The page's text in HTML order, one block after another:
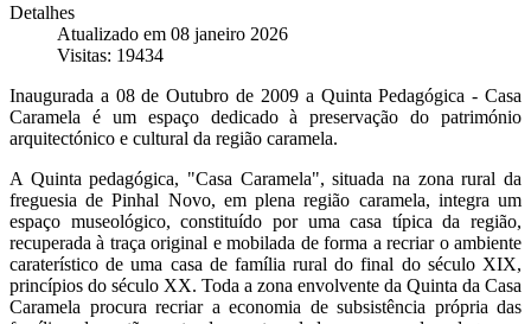
Detalhes
Atualizado em 08 janeiro 2026
Visitas: 19434
Inaugurada a 08 de Outubro de 2009 a Quinta Pedagógica - Casa
Caramela é um espaço dedicado à preservação do património
arquitectónico e cultural da região caramela.
A Quinta pedagógica, "Casa Caramela", situada na zona rural da
freguesia de Pinhal Novo, em plena região caramela, integra um
espaço museológico, constituído por uma casa típica da região,
recuperada à traça original e mobilada de forma a recriar o ambiente
caraterístico de uma casa de família rural do final do século XIX,
princípios do século XX. Toda a zona envolvente da Quinta da Casa
Caramela procura recriar a economia de subsistência própria das